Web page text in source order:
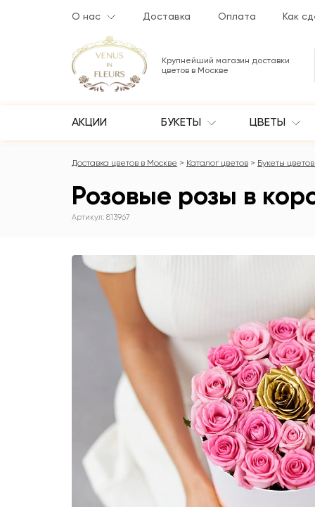
О нас Доставка Оплата Как
Крупнейший магазин доставки
цветов в Москве
АКЦИИ БУКЕТЫ ЦВЕТЫ
Доставка цветов в Москве Каталог цветов Букеты
Розовые розы в
Артикул: 813967